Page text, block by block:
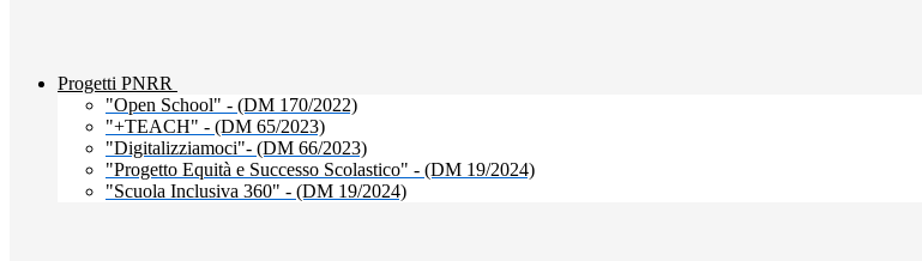
Progetti PNRR
"Open School" - (DM 170/2022)
"+TEACH" - (DM 65/2023)
"Digitalizziamoci"- (DM 66/2023)
"Progetto Equità e Successo Scolastico" - (DM 19/2024)
"Scuola Inclusiva 360" - (DM 19/2024)